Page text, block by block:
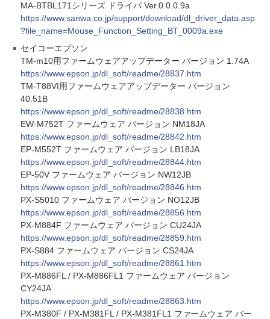
MA-BTBL171シリーズ ドライバ Ver.0.0.0.9a
https://www.sanwa.co.jp/support/download/dl_driver_data.asp
?file_name=Mouse_Function_Setting_BT_0009a.exe
セイコーエプソン
TM-m10用ファームウェアアップデーター バージョン 1.74A
https://www.epson.jp/dl_soft/readme/28837.htm
TM-T88VI用ファームウェアアップデーター バージョン
40.51B
https://www.epson.jp/dl_soft/readme/28838.htm
EW-M752T ファームウェア バージョン NM18JA
https://www.epson.jp/dl_soft/readme/28842.htm
EP-M552T ファームウェア バージョン LB18JA
https://www.epson.jp/dl_soft/readme/28844.htm
EP-50V ファームウェア バージョン NW12JB
https://www.epson.jp/dl_soft/readme/28846.htm
PX-S5010 ファームウェア バージョン NO12JB
https://www.epson.jp/dl_soft/readme/28856.htm
PX-M884F ファームウェア バージョン CU24JA
https://www.epson.jp/dl_soft/readme/28859.htm
PX-S884 ファームウェア バージョン CS24JA
https://www.epson.jp/dl_soft/readme/28861.htm
PX-M886FL / PX-M886FL1 ファームウェア バージョン
CY24JA
https://www.epson.jp/dl_soft/readme/28863.htm
PX-M380F / PX-M381FL / PX-M381FL1 ファームウェア バー